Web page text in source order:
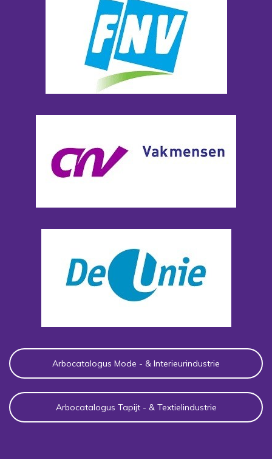
Arbocatalogus Mode - & Interieurindustrie
Arbocatalogus Tapijt - & Textielindustrie